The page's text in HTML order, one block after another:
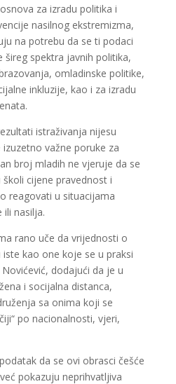
za izradu politika i
nasilnog ekstremizma,
na potrebu da se ti podaci
šireg spektra javnih politika,
omladinske politike,
inkluzije, kao i za izradu
istraživanja nijesu
važne poruke za
broj mladih ne vjeruje da se
cijene pravednost i
reagovati u situacijama
ili nasilja.
rano uče da vrijednosti o
kao one koje se u praksi
dodajući da je u
i socijalna distanca,
sa onima koji se
po nacionalnosti, vjeri,
da se ovi obrasci češće
pokazuju neprihvatljiva